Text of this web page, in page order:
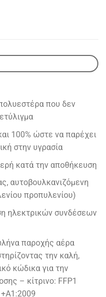
που δεν
100% ώστε να παρέχει
στην υγρασία
κατά την αποθήκευση
αυτοβουλκανιζόμενη
προπυλενίου)
ηλεκτρικών συνδέσεων
παροχής αέρα
την καλή,
κώδικα για την
– κίτρινο: FFP1